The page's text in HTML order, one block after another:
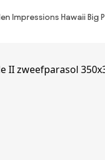
Impressions Hawaii Big